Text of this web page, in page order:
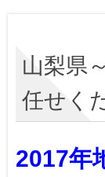
山梨県
任せく
2017年